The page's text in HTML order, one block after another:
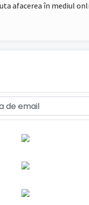
afacerea în mediul